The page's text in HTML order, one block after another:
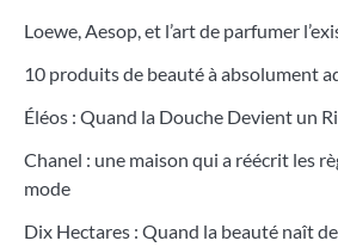
Loewe, Aesop, et l’art de parfumer
10 produits de beauté à absolument
Éléos : Quand la Douche Devient un
Chanel : une maison qui a réécrit les
mode
Dix Hectares : Quand la beauté naît